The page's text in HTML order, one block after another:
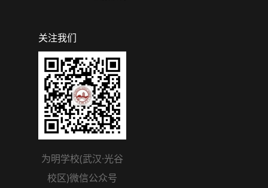
关注我们
为明学校(武汉·光谷
校区)微信公众号